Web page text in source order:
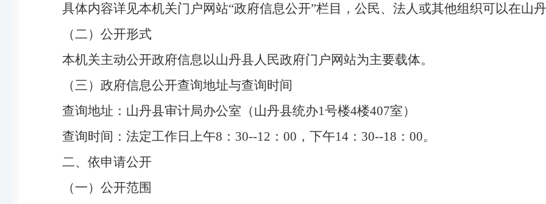
具体内容详见本机关门户网站“政府信息公开”栏目，公民、法人或其他组织可以在山
（二）公开形式
本机关主动公开政府信息以山丹县人民政府门户网站为主要载体。
（三）政府信息公开查询地址与查询时间
查询地址：山丹县审计局办公室（山丹县统办1号楼4楼407室）
查询时间：法定工作日上午8：30--12：00，下午14：30--18：00。
二、依申请公开
（一）公开范围